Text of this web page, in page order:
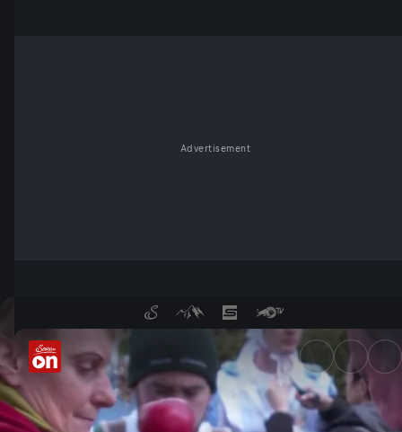
Advertisement
Rollner und Schallner -